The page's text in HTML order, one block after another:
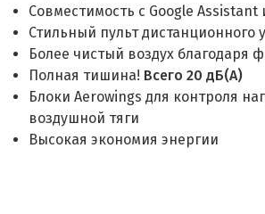
Совместимость с Google Assistant
Стильный пульт дистанционного
Более чистый воздух благодаря
Полная тишина! Всего 20 дБ(А)
Блоки Aerowings для контроля
воздушной тяги
Высокая экономия энергии